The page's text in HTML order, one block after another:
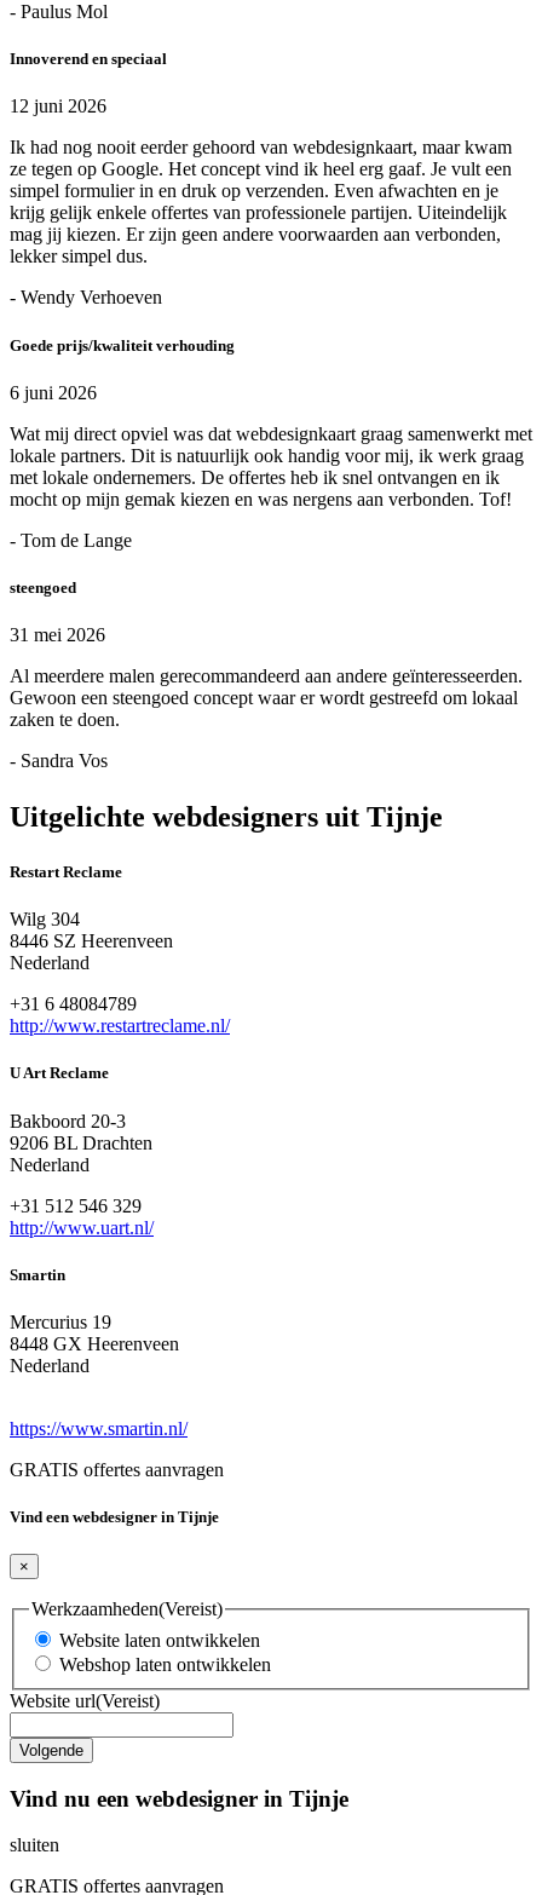
- Paulus Mol
Innoverend en speciaal
12 juni 2026
Ik had nog nooit eerder gehoord van webdesignkaart, maar kwam
ze tegen op Google. Het concept vind ik heel erg gaaf. Je vult een
simpel formulier in en druk op verzenden. Even afwachten en je
krijg gelijk enkele offertes van professionele partijen. Uiteindelijk
mag jij kiezen. Er zijn geen andere voorwaarden aan verbonden,
lekker simpel dus.
- Wendy Verhoeven
Goede prijs/kwaliteit verhouding
6 juni 2026
Wat mij direct opviel was dat webdesignkaart graag samenwerkt met
lokale partners. Dit is natuurlijk ook handig voor mij, ik werk graag
met lokale ondernemers. De offertes heb ik snel ontvangen en ik
mocht op mijn gemak kiezen en was nergens aan verbonden. Tof!
- Tom de Lange
steengoed
31 mei 2026
Al meerdere malen gerecommandeerd aan andere geïnteresseerden.
Gewoon een steengoed concept waar er wordt gestreefd om lokaal
zaken te doen.
- Sandra Vos
Uitgelichte webdesigners uit Tijnje
Restart Reclame
Wilg 304
8446 SZ Heerenveen
Nederland
+31 6 48084789
http://www.restartreclame.nl/
U Art Reclame
Bakboord 20-3
9206 BL Drachten
Nederland
+31 512 546 329
http://www.uart.nl/
Smartin
Mercurius 19
8448 GX Heerenveen
Nederland
https://www.smartin.nl/
GRATIS offertes aanvragen
Vind een webdesigner in Tijnje
×
Werkzaamheden(Vereist)
Website laten ontwikkelen
Webshop laten ontwikkelen
Website url(Vereist)
Vind nu een webdesigner in Tijnje
sluiten
GRATIS offertes aanvragen